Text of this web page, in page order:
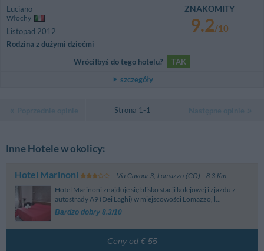
Luciano
Włochy
Listopad 2012
Rodzina z dużymi dziećmi
ZNAKOMITY
9.2/10
Wróciłbyś do tego hotelu?
TAK
szczegóły
Strona 1-1
Inne Hotele w okolicy:
Hotel Marinoni Via Cavour 3, Lomazzo (CO) - 8.3 Km
Hotel Marinoni znajduje się blisko stacji kolejowej i zjazdu z
autostrady A9 (Dei Laghi) w miejscowości Lomazzo, l...
Bardzo dobry 8.3/10
Ceny od € 55